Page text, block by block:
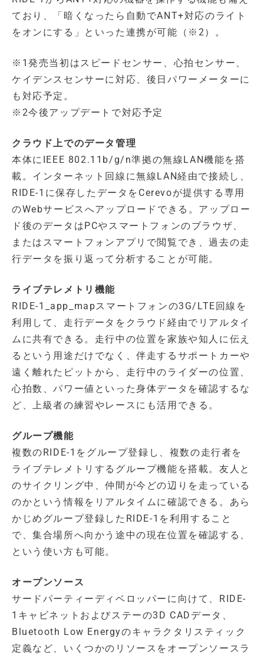
ており、「暗くなったら自動でANT+対応のライト
をオンにする」といった連携が可能（※2）。
※1発売当初はスピードセンサー、心拍センサー、
ケイデンスセンサーに対応、後日パワーメーターに
も対応予定。
※2今後アップデートで対応予定
クラウド上でのデータ管理
本体にIEEE 802.11b/g/n準拠の無線LAN機能を搭
載。インターネット回線に無線LAN経由で接続し、
RIDE-1に保存したデータをCerevoが提供する専用
のWebサービスへアップロードできる。アップロー
ド後のデータはPCやスマートフォンのブラウザ、
またはスマートフォンアプリで閲覧でき、過去の走
行データを振り返って分析することが可能。
ライブテレメトリ機能
RIDE-1_app_mapスマートフォンの3G/LTE回線を
利用して、走行データをクラウド経由でリアルタイ
ムに共有できる。走行中の位置を家族や知人に伝え
るという用途だけでなく、伴走するサポートカーや
遠く離れたピットから、走行中のライダーの位置、
心拍数、パワー値といった身体データを確認するな
ど、上級者の練習やレースにも活用できる。
グループ機能
複数のRIDE-1をグループ登録し、複数の走行者を
ライブテレメトリするグループ機能を搭載。友人と
のサイクリング中、仲間が今どの辺りを走っている
のかという情報をリアルタイムに確認できる。あら
かじめグループ登録したRIDE-1を利用すること
で、集合場所へ向かう途中の現在位置を確認する、
という使い方も可能。
オープンソース
サードパーティーディベロッパーに向けて、RIDE-
1キャビネットおよびステーの3D CADデータ、
Bluetooth Low Energyのキャラクタリスティック
定義など、いくつかのリソースをオープンソースラ